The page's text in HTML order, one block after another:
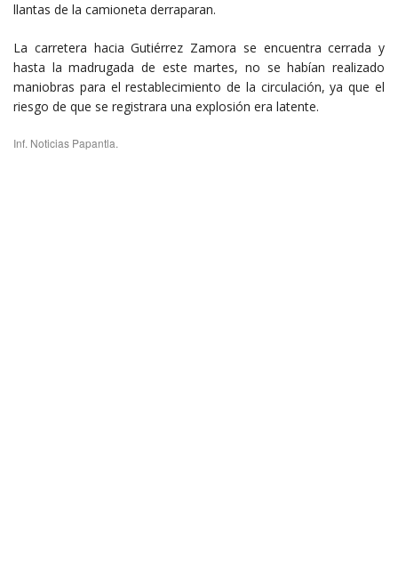
llantas de la camioneta derraparan.
La carretera hacia Gutiérrez Zamora se encuentra cerrada y
hasta la madrugada de este martes, no se habían realizado
maniobras para el restablecimiento de la circulación, ya que el
riesgo de que se registrara una explosión era latente.
Inf. Noticias Papantla.